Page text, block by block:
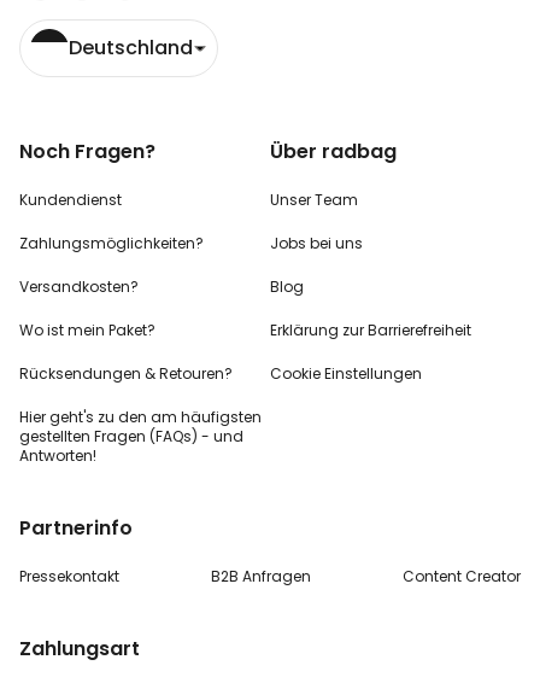
Deutschland
Noch Fragen?
Kundendienst
Zahlungsmöglichkeiten?
Versandkosten?
Wo ist mein Paket?
Rücksendungen & Retouren?
Hier geht's zu den am häufigsten
gestellten Fragen (FAQs) - und
Antworten!
Über radbag
Unser Team
Jobs bei uns
Blog
Erklärung zur Barrierefreiheit
Cookie Einstellungen
Partnerinfo
Pressekontakt B2B Anfragen Content Creator
Zahlungsart